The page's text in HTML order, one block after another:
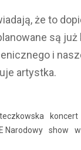
że to
są
i
artystka.
koncert
Narodowy
show